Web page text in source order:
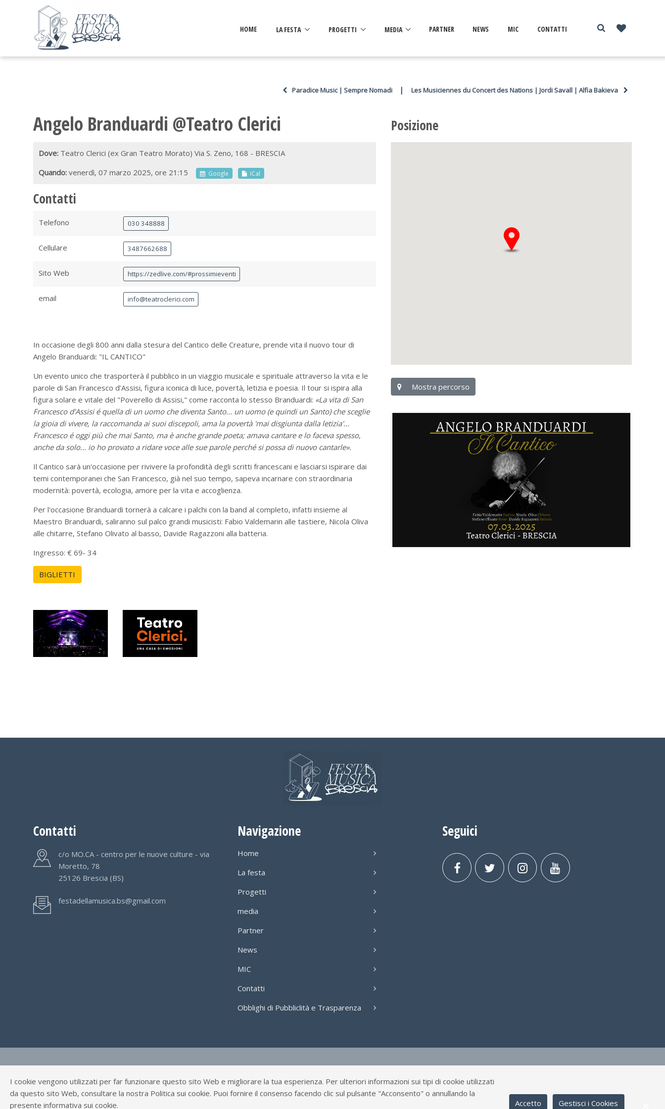
HOME LA FESTA PROGETTI MEDIA PARTNER NEWS MIC CONTATTI
Paradice Music | Sempre Nomadi | Les Musiciennes du Concert des Nations | Jordi Savall | Alfia Bakieva
Angelo Branduardi @Teatro Clerici
Dove:Teatro Clerici (ex Gran Teatro Morato) Via S. Zeno, 168 - BRESCIA
Quando:venerdì, 07 marzo 2025, ore 21:15 Google iCal
Contatti
Telefono 030 348888
Cellulare 3487662688
Sito Web https://zedlive.com/#prossimieventi
email info@teatroclerici.com
In occasione degli 800 anni dalla stesura del Cantico delle Creature, prende vita il nuovo tour di
Angelo Branduardi: "IL CANTICO"
Un evento unico che trasporterà il pubblico in un viaggio musicale e spirituale attraverso la vita e le
parole di San Francesco d’Assisi, figura iconica di luce, povertà, letizia e poesia. Il tour si ispira alla
figura solare e vitale del "Poverello di Assisi," come racconta lo stesso Branduardi: «La vita di San
Francesco d’Assisi é quella di un uomo che diventa Santo... un uomo (e quindi un Santo) che sceglie
la gioia di vivere, la raccomanda ai suoi discepoli, ama la povertà 'mai disgiunta dalla letizia'...
Francesco é oggi più che mai Santo, ma è anche grande poeta; amava cantare e lo faceva spesso,
anche da solo... io ho provato a ridare voce alle sue parole perché si possa di nuovo cantarle».
Il Cantico sarà un'occasione per rivivere la profondità degli scritti francescani e lasciarsi ispirare dai
temi contemporanei che San Francesco, già nel suo tempo, sapeva incarnare con straordinaria
modernità: povertà, ecologia, amore per la vita e accoglienza.
Per l'occasione Branduardi tornerà a calcare i palchi con la band al completo, infatti insieme al
Maestro Branduardi, saliranno sul palco grandi musicisti: Fabio Valdemarin alle tastiere, Nicola Oliva
alle chitarre, Stefano Olivato al basso, Davide Ragazzoni alla batteria.
Ingresso: € 69- 34
BIGLIETTI
Posizione
Mostra percorso
Contatti
c/o MO.CA - centro per le nuove culture - via
Moretto, 78
25126 Brescia (BS)
festadellamusica.bs@gmail.com
Navigazione
Home
La festa
Progetti
media
Partner
News
MIC
Contatti
Obblighi di Pubbliclità e Trasparenza
Seguici
Privacy Policy | Cookies
P. Iva e C.F.: 03699200980
I cookie vengono utilizzati per far funzionare questo sito Web e migliorare la tua esperienza. Per ulteriori informazioni sui tipi di cookie utilizzati
da questo sito Web, consultare la nostra Politica sui cookie. Puoi fornire il consenso facendo clic sul pulsante "Acconsento" o annullando la
presente informativa sui cookie.
Accetto Gestisci i Cookies